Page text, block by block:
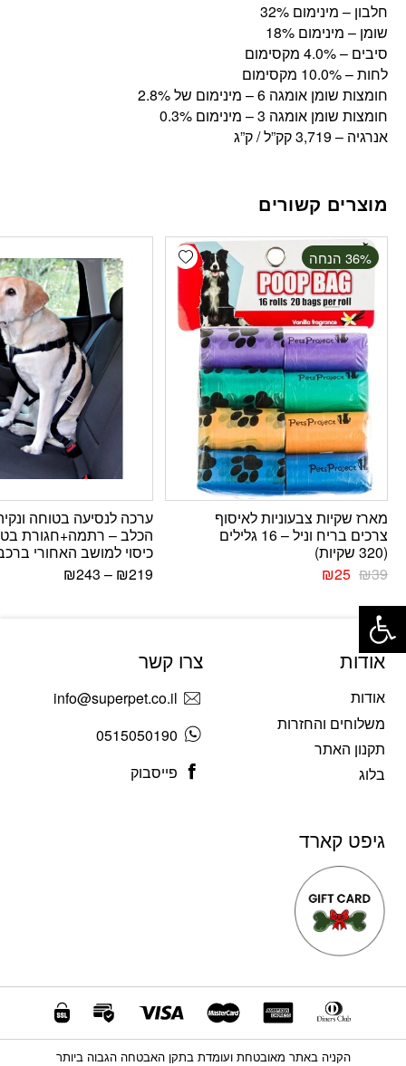
חלבון – מינימום 32%
שומן – מינימום 18%
סיבים – 4.0% מקסימום
לחות – 10.0% מקסימום
חומצות שומן אומגה 6 – מינימום של 2.8%
חומצות שומן אומגה 3 – מינימום 0.3%
אנרגיה – 3,719 קק”ל / ק”ג
מוצרים קשורים
Add wishlist ‫36% הנחה
מארז שקיות צבעוניות לאיסוף
צרכים בריח וניל – 16 גלילים
(320 שקיות)
₪39
₪25
ערכה לנסיעה בטוחה
הכלב – רתמה+חגורת
כיסוי למושב האחורי
₪219
–
₪243
אודות
אודות
משלוחים והחזרות
תקנון האתר
בלוג
צרו קשר
info@superpet.co.il
0515050190
פייסבוק
גיפט קארד
הקניה באתר מאובטחת ועומדת בתקן האבטחה הגבוה ביותר
פתח סרגל נגישות